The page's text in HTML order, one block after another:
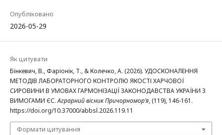
Опубліковано
2026-05-29
Як цитувати
Бінкевич, В., Фаріонік, Т., & Колечко, А. (2026). УДОСКОНАЛЕННЯ
МЕТОДІВ ЛАБОРАТОРНОГО КОНТРОЛЮ ЯКОСТІ ХАРЧОВОЇ
СИРОВИНИ В УМОВАХ ГАРМОНІЗАЦІЇ ЗАКОНОДАВСТВА УКРАЇНИ З
ВИМОГАМИ ЄС.Аграрний вісник Причорномор’я, (119), 146-161.
https://doi.org/10.37000/abbsl.2026.119.11
Формати цитування